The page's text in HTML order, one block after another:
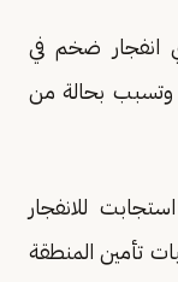
انفجار ضخم في
وتسبب بحالة من
للانفجار
تأمين المنطقة